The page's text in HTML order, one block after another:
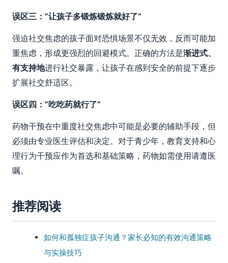
误区三：”让孩子多锻炼锻炼就好了”
强迫社交焦虑的孩子面对恐惧场景不仅无效，反而可能加
重焦虑，形成更强烈的回避模式。正确的方法是渐进式、
有支持地进行社交暴露，让孩子在感到安全的前提下逐步
扩展社交舒适区。
误区四：”吃吃药就行了”
药物干预在中重度社交焦虑中可能是必要的辅助手段，但
必须由专业医生评估和决定。对于青少年，教育支持和心
理行为干预应作为首选和基础策略，药物如需使用请遵医
嘱。
推荐阅读
如何和孤独症孩子沟通？家长必知的有效沟通策略
与实操技巧